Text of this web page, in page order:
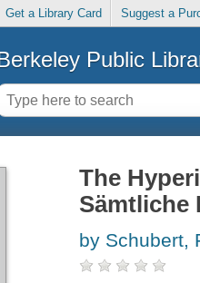
Get a Library Card Suggest a
Public
The
Sämtliche
by Schubert,